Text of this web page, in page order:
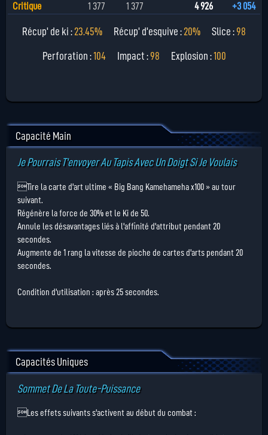
Critique
1 377 1 377 4 926 +3 054
Récup' de ki : 23.45% Récup' d'esquive : 20% Slice :98
Perforation :104 Impact :98 Explosion :100
Capacité Main
Je Pourrais T'envoyer Au Tapis Avec Un Doigt Si Je Voulais
Tire la carte d'art ultime « Big Bang Kamehameha x100 » au tour
suivant.
Régénère la force de 30% et le Ki de 50.
Annule les désavantages liés à l'affinité d'attribut pendant 20
secondes.
Augmente de 1 rang la vitesse de pioche de cartes d'arts pendant 20
secondes.
Condition d'utilisation : après 25 secondes.
Capacités Uniques
Sommet De La Toute-Puissance
Les effets suivants s'activent au début du combat :